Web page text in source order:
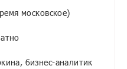
московское)
бизнес-аналитик